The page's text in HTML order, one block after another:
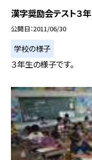
漢字奨励会テスト３年
公開日 2011/06/30
学校の様子
３年生の様子です。